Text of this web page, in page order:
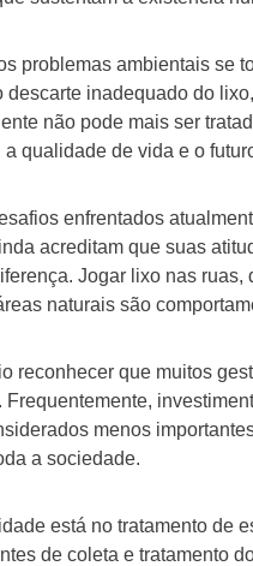
problemas ambientais se
descarte inadequado do
não pode mais ser
qualidade de vida e o
enfrentados
acreditam que suas
Jogar lixo nas
naturais são
reconhecer que muitos
menos
a sociedade.
está no tratamento de
de coleta e tratamento